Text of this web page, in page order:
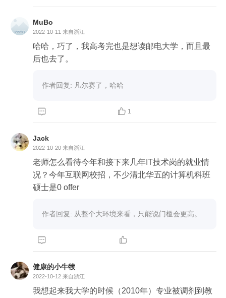
MuBo
2022-10-11 来自浙江
哈哈，巧了，我高考完也是想读邮电大学，而且最
后也去了。
作者回复: 凡尔赛了，哈哈
  1
Jack
2022-10-20 来自浙江
老师怎么看待今年和接下来几年IT技术岗的就业情
况？今年互联网校招，不少清北华五的计算机科班
硕士是0 offer
作者回复: 从整个大环境来看，只能说门槛会更高。
 
健康的小牛犊
2022-10-12 来自浙江
我想起来我大学的时候（2010年）专业被调剂到教